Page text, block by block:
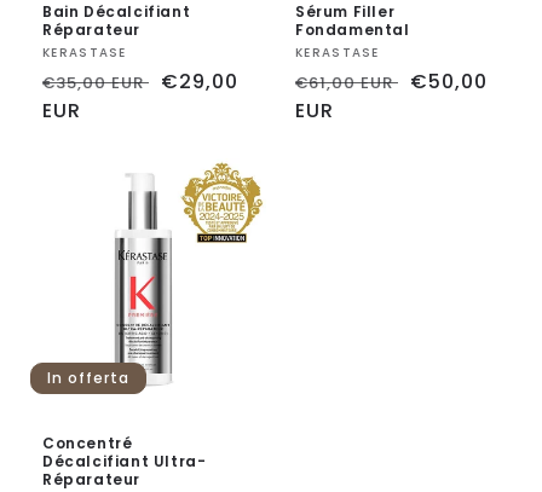
Bain Décalcifiant
Réparateur
Fornitore:
KERASTASE
Prezzo
di
€35,00 EUR Prezzo
€29,00
EUR
Sérum Filler
Fondamental
Fornitore:
KERASTASE
Prezzo
di
€61,00 EUR Prezzo
€50,00
EUR
In offerta
Concentré
Décalcifiant Ultra-
Réparateur